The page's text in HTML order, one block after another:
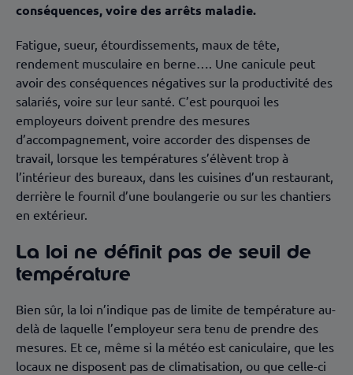
conséquences, voire des arrêts maladie.
Fatigue, sueur, étourdissements, maux de tête,
rendement musculaire en berne…. Une canicule peut
avoir des conséquences négatives sur la productivité des
salariés, voire sur leur santé. C’est pourquoi les
employeurs doivent prendre des mesures
d’accompagnement, voire accorder des dispenses de
travail, lorsque les températures s’élèvent trop à
l’intérieur des bureaux, dans les cuisines d’un restaurant,
derrière le fournil d’une boulangerie ou sur les chantiers
en extérieur.
La loi ne définit pas de seuil de
température
Bien sûr, la loi n’indique pas de limite de température au-
delà de laquelle l’employeur sera tenu de prendre des
mesures. Et ce, même si la météo est caniculaire, que les
locaux ne disposent pas de climatisation, ou que celle-ci